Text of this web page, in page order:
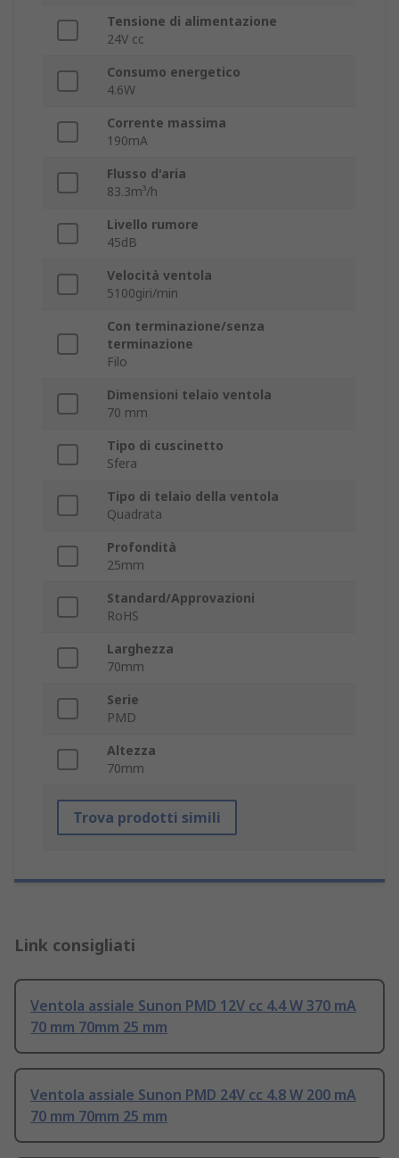
Tensione di alimentazione
24V cc
Consumo energetico
4.6W
Corrente massima
190mA
Flusso d'aria
83.3m³/h
Livello rumore
45dB
Velocità ventola
5100giri/min
Con terminazione/senza
terminazione
Filo
Dimensioni telaio ventola
70 mm
Tipo di cuscinetto
Sfera
Tipo di telaio della ventola
Quadrata
Profondità
25mm
Standard/Approvazioni
RoHS
Larghezza
70mm
Serie
PMD
Altezza
70mm
Trova prodotti simili
Link consigliati
Ventola assiale Sunon PMD 12V cc 4.4 W 370 mA
70 mm 70mm 25 mm
Ventola assiale Sunon PMD 24V cc 4.8 W 200 mA
70 mm 70mm 25 mm